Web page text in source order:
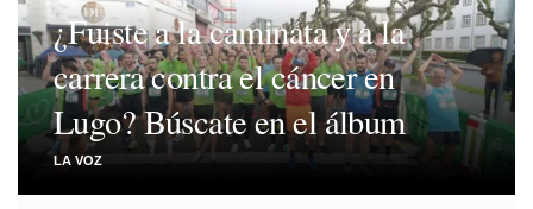
¿Fuiste a la caminata y a la
carrera contra el cáncer en
Lugo? Búscate en el álbum
LA VOZ